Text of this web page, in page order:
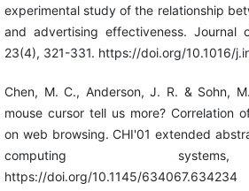
experimental study of the relationship
and advertising effectiveness. Journal
23(4), 321-331. https://doi.org/10.1016/
Chen, M. C., Anderson, J. R. & Sohn,
mouse cursor tell us more? Correlation
on web browsing. CHI'01 extended
computing
https://doi.org/10.1145/634067.634234